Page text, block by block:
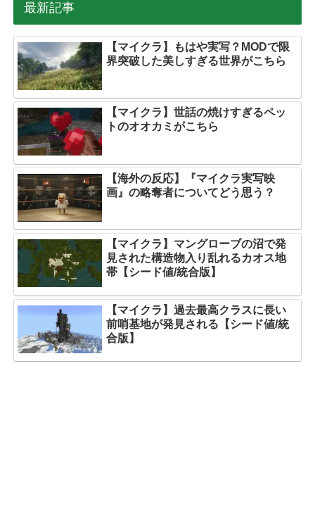
最新記事
【マイクラ】もはや実写？MODで限
界突破した美しすぎる世界がこちら
【マイクラ】世話の焼けすぎるペッ
トのオオカミがこちら
【海外の反応】『マイクラ実写映
画』の略奪者についてどう思う？
【マイクラ】マングローブの沼で発
見された構造物入り乱れるカオス地
帯【シード値/統合版】
【マイクラ】過去最高クラスに長い
前哨基地が発見される【シード値/統
合版】